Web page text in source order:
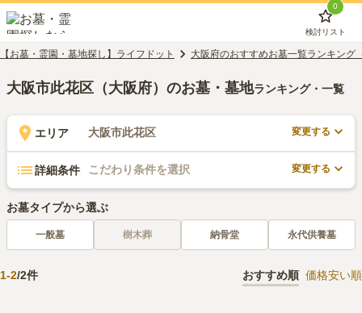
0
検討リスト
【お墓・霊園・墓地探し】ライフドット 大阪府のおすすめお墓一覧ランキング
大阪市此花区（大阪府）のお墓・墓地ランキング・一覧
エリア 大阪市此花区 変更する
詳細条件 こだわり条件を選択 変更する
お墓タイプから選ぶ
一般墓 樹木葬 納骨堂 永代供養墓
1-2/2件 おすすめ順 価格安い順